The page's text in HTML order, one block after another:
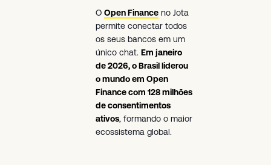
O Open Finance no Jota
permite conectar todos
os seus bancos em um
único chat. Em janeiro
de 2026, o Brasil liderou
o mundo em Open
Finance com 128 milhões
de consentimentos
ativos, formando o maior
ecossistema global.